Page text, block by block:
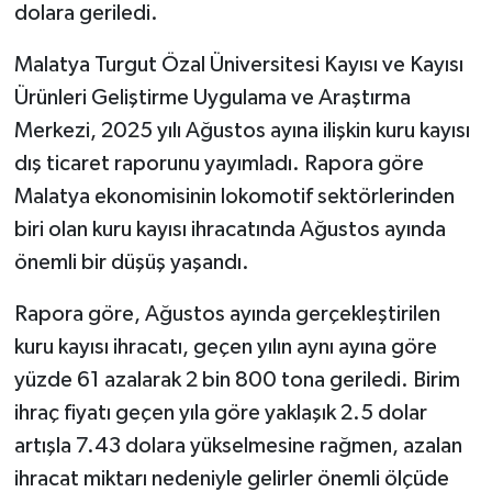
dolara geriledi.
Malatya Turgut Özal Üniversitesi Kayısı ve Kayısı
Ürünleri Geliştirme Uygulama ve Araştırma
Merkezi, 2025 yılı Ağustos ayına ilişkin kuru kayısı
dış ticaret raporunu yayımladı. Rapora göre
Malatya ekonomisinin lokomotif sektörlerinden
biri olan kuru kayısı ihracatında Ağustos ayında
önemli bir düşüş yaşandı.
Rapora göre, Ağustos ayında gerçekleştirilen
kuru kayısı ihracatı, geçen yılın aynı ayına göre
yüzde 61 azalarak 2 bin 800 tona geriledi. Birim
ihraç fiyatı geçen yıla göre yaklaşık 2.5 dolar
artışla 7.43 dolara yükselmesine rağmen, azalan
ihracat miktarı nedeniyle gelirler önemli ölçüde